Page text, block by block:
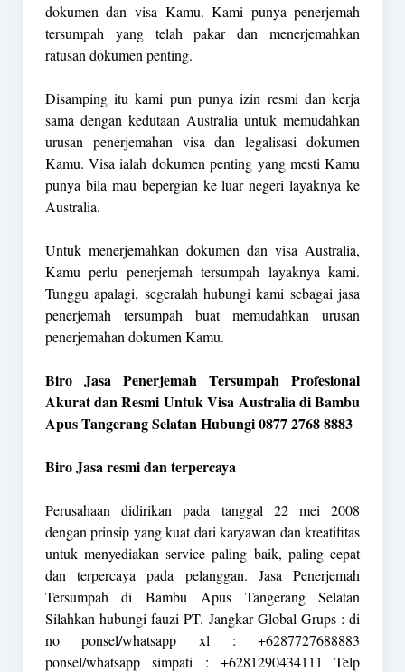
dokumen dan visa Kamu. Kami punya penerjemah
tersumpah yang telah pakar dan menerjemahkan
ratusan dokumen penting.
Disamping itu kami pun punya izin resmi dan kerja
sama dengan kedutaan Australia untuk memudahkan
urusan penerjemahan visa dan legalisasi dokumen
Kamu. Visa ialah dokumen penting yang mesti Kamu
punya bila mau bepergian ke luar negeri layaknya ke
Australia.
Untuk menerjemahkan dokumen dan visa Australia,
Kamu perlu penerjemah tersumpah layaknya kami.
Tunggu apalagi, segeralah hubungi kami sebagai jasa
penerjemah tersumpah buat memudahkan urusan
penerjemahan dokumen Kamu.
Biro Jasa Penerjemah Tersumpah Profesional
Akurat dan Resmi Untuk Visa Australia di Bambu
Apus Tangerang Selatan Hubungi 0877 2768 8883
Biro Jasa resmi dan terpercaya
Perusahaan didirikan pada tanggal 22 mei 2008
dengan prinsip yang kuat dari karyawan dan kreatifitas
untuk menyediakan service paling baik, paling cepat
dan terpercaya pada pelanggan. Jasa Penerjemah
Tersumpah di Bambu Apus Tangerang Selatan
Silahkan hubungi fauzi PT. Jangkar Global Grups : di
no ponsel/whatsapp xl : +6287727688883
ponsel/whatsapp simpati : +6281290434111 Telp